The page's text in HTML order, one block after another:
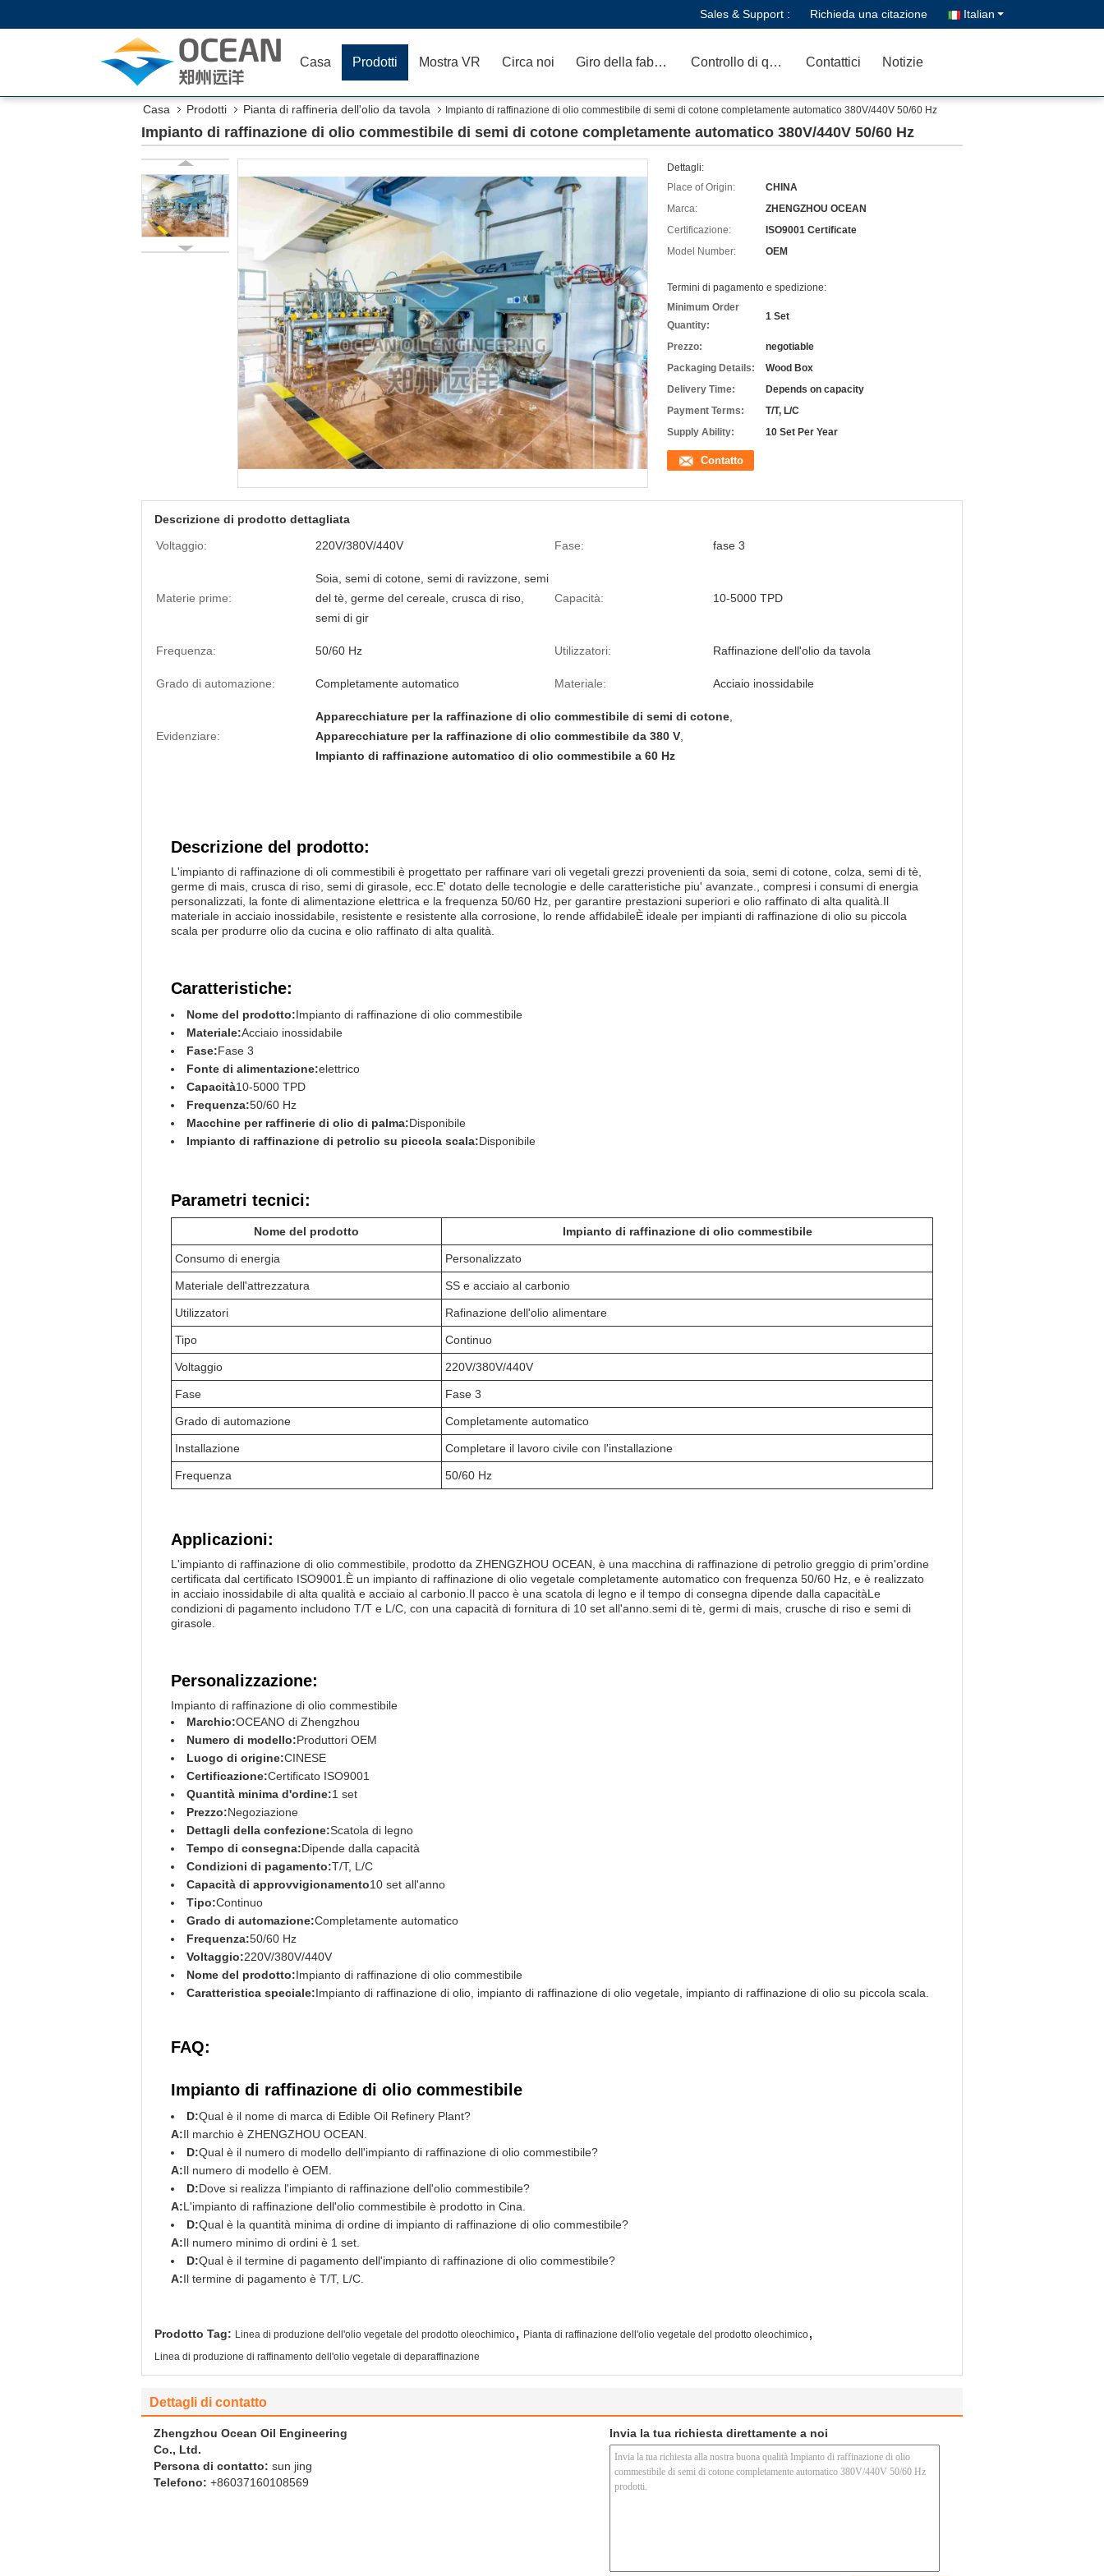
Sales & Support : Richieda una citazione Italian
Casa Prodotti Mostra VR Circa noi Giro della fabbrica Controllo di qualità Contattici Notizie
Casa Prodotti Pianta di raffineria dell'olio da tavola Impianto di raffinazione di olio commestibile di semi di cotone completamente automatico 380V/440V 50/60 Hz
Impianto di raffinazione di olio commestibile di semi di cotone completamente automatico 380V/440V 50/60 Hz
Dettagli:
Place of Origin:
CHINA
Marca:
ZHENGZHOU OCEAN
Certificazione:
ISO9001 Certificate
Model Number:
OEM
Termini di pagamento e spedizione:
Minimum Order
Quantity:
1 Set
Prezzo:
negotiable
Packaging Details:
Wood Box
Delivery Time:
Depends on capacity
Payment Terms:
T/T, L/C
Supply Ability:
10 Set Per Year
Contatto
Descrizione di prodotto dettagliata
Voltaggio:
220V/380V/440V Fase: fase 3
Materie prime:
Soia, semi di cotone, semi di ravizzone, semi
del tè, germe del cereale, crusca di riso,
semi di gir
Capacità: 10-5000 TPD
Frequenza: 50/60 Hz Utilizzatori: Raffinazione dell'olio da tavola
Grado di automazione: Completamente automatico Materiale: Acciaio inossidabile
Evidenziare:
Apparecchiature per la raffinazione di olio commestibile di semi di cotone
Apparecchiature per la raffinazione di olio commestibile da 380 V
Impianto di raffinazione automatico di olio commestibile a 60 Hz
Descrizione del prodotto:
L'impianto di raffinazione di oli commestibili è progettato per raffinare vari oli vegetali grezzi provenienti da soia, semi di cotone, colza, semi di tè,
germe di mais, crusca di riso, semi di girasole, ecc.E' dotato delle tecnologie e delle caratteristiche piu' avanzate., compresi i consumi di energia
personalizzati, la fonte di alimentazione elettrica e la frequenza 50/60 Hz, per garantire prestazioni superiori e olio raffinato di alta qualità.Il
materiale in acciaio inossidabile, resistente e resistente alla corrosione, lo rende affidabileÈ ideale per impianti di raffinazione di olio su piccola
scala per produrre olio da cucina e olio raffinato di alta qualità.
Caratteristiche:
Nome del prodotto:Impianto di raffinazione di olio commestibile
Materiale:Acciaio inossidabile
Fase:Fase 3
Fonte di alimentazione:elettrico
Capacità10-5000 TPD
Frequenza:50/60 Hz
Macchine per raffinerie di olio di palma:Disponibile
Impianto di raffinazione di petrolio su piccola scala:Disponibile
Parametri tecnici:
Nome del prodotto Impianto di raffinazione di olio commestibile
Consumo di energia Personalizzato
Materiale dell'attrezzatura SS e acciaio al carbonio
Utilizzatori Rafinazione dell'olio alimentare
Tipo Continuo
Voltaggio 220V/380V/440V
Fase Fase 3
Grado di automazione Completamente automatico
Installazione Completare il lavoro civile con l'installazione
Frequenza 50/60 Hz
Applicazioni:
L'impianto di raffinazione di olio commestibile, prodotto da ZHENGZHOU OCEAN, è una macchina di raffinazione di petrolio greggio di prim'ordine
certificata dal certificato ISO9001.È un impianto di raffinazione di olio vegetale completamente automatico con frequenza 50/60 Hz, e è realizzato
in acciaio inossidabile di alta qualità e acciaio al carbonio.Il pacco è una scatola di legno e il tempo di consegna dipende dalla capacitàLe
condizioni di pagamento includono T/T e L/C, con una capacità di fornitura di 10 set all'anno.semi di tè, germi di mais, crusche di riso e semi di
girasole.
Personalizzazione:
Impianto di raffinazione di olio commestibile
Marchio:OCEANO di Zhengzhou
Numero di modello:Produttori OEM
Luogo di origine:CINESE
Certificazione:Certificato ISO9001
Quantità minima d'ordine:1 set
Prezzo:Negoziazione
Dettagli della confezione:Scatola di legno
Tempo di consegna:Dipende dalla capacità
Condizioni di pagamento:T/T, L/C
Capacità di approvvigionamento10 set all'anno
Tipo:Continuo
Grado di automazione:Completamente automatico
Frequenza:50/60 Hz
Voltaggio:220V/380V/440V
Nome del prodotto:Impianto di raffinazione di olio commestibile
Caratteristica speciale:Impianto di raffinazione di olio, impianto di raffinazione di olio vegetale, impianto di raffinazione di olio su piccola scala.
FAQ:
Impianto di raffinazione di olio commestibile
D:Qual è il nome di marca di Edible Oil Refinery Plant?
A:Il marchio è ZHENGZHOU OCEAN.
D:Qual è il numero di modello dell'impianto di raffinazione di olio commestibile?
A:Il numero di modello è OEM.
D:Dove si realizza l'impianto di raffinazione dell'olio commestibile?
A:L'impianto di raffinazione dell'olio commestibile è prodotto in Cina.
D:Qual è la quantità minima di ordine di impianto di raffinazione di olio commestibile?
A:Il numero minimo di ordini è 1 set.
D:Qual è il termine di pagamento dell'impianto di raffinazione di olio commestibile?
A:Il termine di pagamento è T/T, L/C.
Prodotto Tag: Linea di produzione dell'olio vegetale del prodotto oleochimico, Pianta di raffinazione dell'olio vegetale del prodotto oleochimico,
Linea di produzione di raffinamento dell'olio vegetale di deparaffinazione
Dettagli di contatto
Zhengzhou Ocean Oil Engineering
Co., Ltd.
Persona di contatto: sun jing
Telefono: +86037160108569
Invia la tua richiesta direttamente a noi